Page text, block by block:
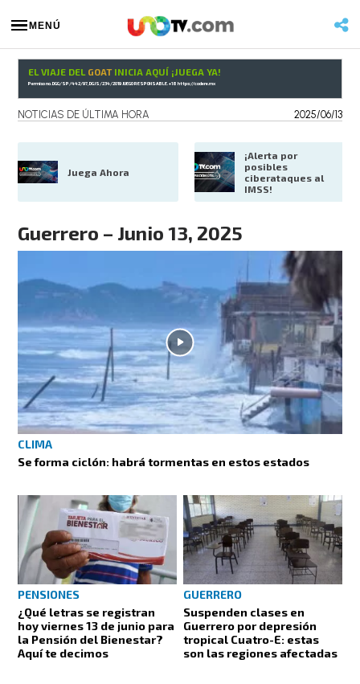
MENÚ
EL VIAJE DEL GOATINICIA AQUÍ ¡JUEGA YA!
Permiso no. DGG/SP/442/97, DGJS/234/2019 JUEGO RESPONSABLE. +18 https://codere.mx
NOTICIAS DE ÚLTIMA HORA 2025/06/13
Juega Ahora
¡Alerta por
posibles
ciberataques al
IMSS!
Guerrero – Junio 13, 2025
CLIMA
Se forma ciclón: habrá tormentas en estos estados
PENSIONES
¿Qué letras se registran
hoy viernes 13 de junio para
la Pensión del Bienestar?
Aquí te decimos
GUERRERO
Suspenden clases en
Guerrero por depresión
tropical Cuatro-E: estas
son las regiones afectadas